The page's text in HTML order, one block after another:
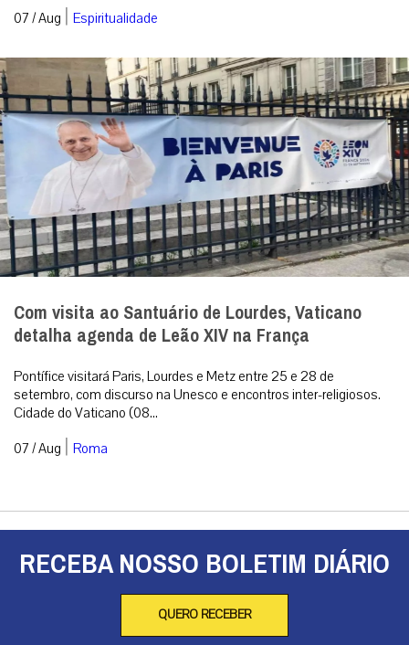
07 / Aug | Espiritualidade
Com visita ao Santuário de Lourdes, Vaticano
detalha agenda de Leão XIV na França
Pontífice visitará Paris, Lourdes e Metz entre 25 e 28 de
setembro, com discurso na Unesco e encontros inter-religiosos.
Cidade do Vaticano (08...
07 / Aug | Roma
RECEBA NOSSO BOLETIM DIÁRIO
QUERO RECEBER